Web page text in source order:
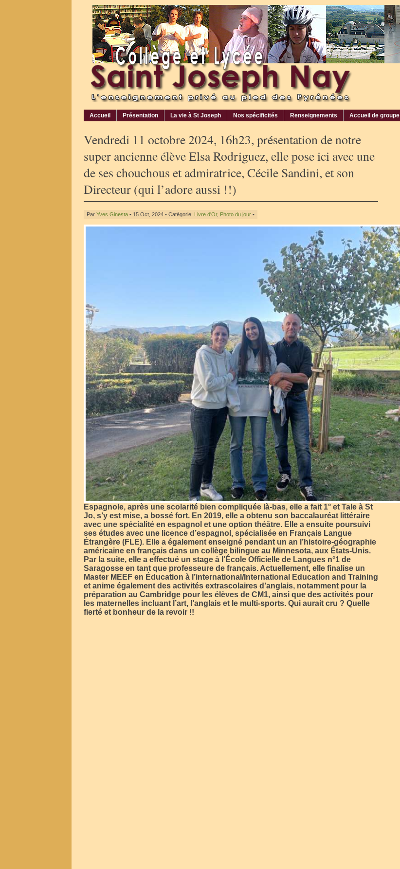
Accueil Présentation La vie à St Joseph Nos spécificités Renseignements Accueil de groupe
Vendredi 11 octobre 2024, 16h23, présentation de notre
super ancienne élève Elsa Rodriguez, elle pose ici avec une
de ses chouchous et admiratrice, Cécile Sandini, et son
Directeur (qui l’adore aussi !!)
Par Yves Ginesta • 15 Oct, 2024 • Catégorie: Livre d'Or, Photo du jour •
Espagnole, après une scolarité bien compliquée là-bas, elle a fait 1° et Tale à St
Jo, s’y est mise, a bossé fort. En 2019, elle a obtenu son baccalauréat littéraire
avec une spécialité en espagnol et une option théâtre. Elle a ensuite poursuivi
ses études avec une licence d’espagnol, spécialisée en Français Langue
Étrangère (FLE). Elle a également enseigné pendant un an l’histoire-géographie
américaine en français dans un collège bilingue au Minnesota, aux États-Unis.
Par la suite, elle a effectué un stage à l’École Officielle de Langues n°1 de
Saragosse en tant que professeure de français. Actuellement, elle finalise un
Master MEEF en Éducation à l’international/International Education and Training
et anime également des activités extrascolaires d’anglais, notamment pour la
préparation au Cambridge pour les élèves de CM1, ainsi que des activités pour
les maternelles incluant l’art, l’anglais et le multi-sports. Qui aurait cru ? Quelle
fierté et bonheur de la revoir !!